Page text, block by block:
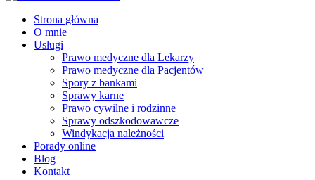
Strona główna
O mnie
Usługi
Prawo medyczne dla Lekarzy
Prawo medyczne dla Pacjentów
Spory z bankami
Sprawy karne
Prawo cywilne i rodzinne
Sprawy odszkodowawcze
Windykacja należności
Porady online
Blog
Kontakt